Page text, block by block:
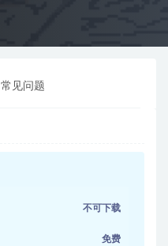
常见问题
不可下载
免费